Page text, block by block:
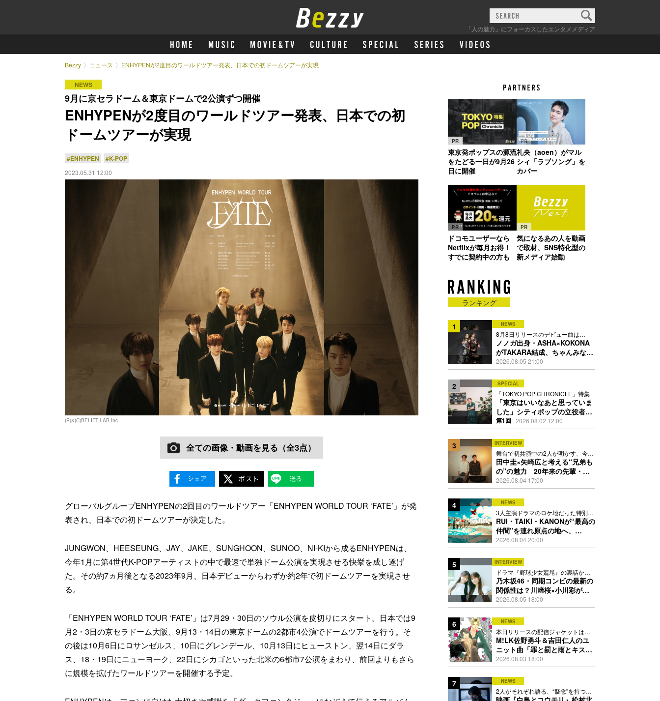
「人の魅力」にフォーカスしたエンタメメディア
Bezzy ニュース ENHYPENが2度目のワールドツアー発表、日本での初ドームツアーが実現
NEWS
9月に京セラドーム＆東京ドームで2公演ずつ開催
ENHYPENが2度目のワールドツアー発表、日本での初
ドームツアーが実現
#ENHYPEN #K-POP
2023.05.31 12:00
(P)&(C)BELIFT LAB Inc.
全ての画像・動画を見る（全3点）
グローバルグループENHYPENの2回目のワールドツアー「ENHYPEN WORLD TOUR ‘FATE’」が発
表され、日本での初ドームツアーが決定した。
JUNGWON、HEESEUNG、JAY、JAKE、SUNGHOON、SUNOO、NI-KIから成るENHYPENは、
今年1月に第4世代K-POPアーティストの中で最速で単独ドーム公演を実現させる快挙を成し遂げ
た。その約7ヵ月後となる2023年9月、日本デビューからわずか約2年で初ドームツアーを実現させ
る。
「ENHYPEN WORLD TOUR ‘FATE’」は7月29・30日のソウル公演を皮切りにスタート。日本では9
月2・3日の京セラドーム大阪、9月13・14日の東京ドームの2都市4公演でドームツアーを行う。そ
の後は10月6日にロサンゼルス、10日にグレンデール、10月13日にヒューストン、翌14日にダラ
ス、18・19日にニューヨーク、22日にシカゴといった北米の6都市7公演をまわり、前回よりもさら
に規模を拡げたワールドツアーを開催する予定。
PR
東京発ポップスの源流
をたどる一日が9月26
日に開催
PR
礼央（aoen）がマル
シィ「ラブソング」を
カバー
PR
ドコモユーザーなら
Netflixが毎月お得！
すでに契約中の方も
PR
気になるあの人を動画
で取材、SNS特化型の
新メディア始動
ランキング
1 NEWS
8月8日リリースのデビュー曲は
「Time is money」
ノノガ出身・ASHA×KOKONA
がTAKARA結成、ちゃんみな主
宰レーベル第2弾アーティスト
に
2026.08.05 21:00
2 SPECIAL
「TOKYO POP CHRONICLE」特集
「東京はいいなあと思っていま
した」シティポップの立役者・
伊藤銀次の名曲回想録
第1回 2026.08.02 12:00
3 INTERVIEW
舞台で初共演中の2人が明かす、今の
自分をつくる恩人の存在
田中圭×矢崎広と考える“兄弟も
の”の魅力 20年来の先輩・後
輩が初めて見つけた互いの共通
点とは
2026.08.04 17:00
4 NEWS
3人主演ドラマのロケ地だった特別な
場所で撮影を敢行
RUI・TAIKI・KANONが“最高の
仲間”を連れ原点の地へ、
STARGLOW「GOTH」ダンス
映像公開
2026.08.04 20:00
5 INTERVIEW
ドラマ『野球少女鷲尾』の裏話から
隠れた素顔にたっぷり迫る
乃木坂46・同期コンビの最新の
関係性は？川﨑桜×小川彩が明
かす互いの推しポイント
2026.08.05 18:00
6 NEWS
本日リリースの配信ジャケットは
PEACH-PITが描き下ろし
M!LK佐野勇斗＆吉田仁人のユ
ニット曲「罪と罰と雨とキス」
MV公開、2人が霧雨と共に舞い
踊る
2026.08.03 18:00
7 NEWS
2人がそれぞれ語る、“疑念”を持つこ
との苦しさとは